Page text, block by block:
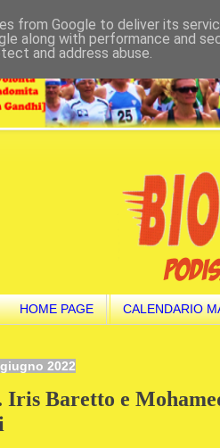
HOME PAGE CALENDARIO
2022
Iris Baretto e
from Google to deliver its
along with performance and
and address abuse.